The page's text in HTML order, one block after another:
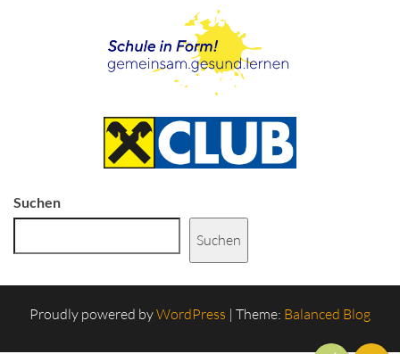
Suchen
Suchen
Proudly powered byWordPress | Theme: Balanced Blog